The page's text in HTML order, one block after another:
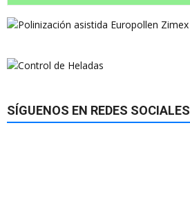
SÍGUENOS EN REDES SOCIALES